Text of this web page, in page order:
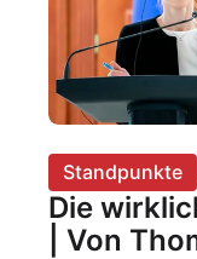
Standpunkte
Die
| Von